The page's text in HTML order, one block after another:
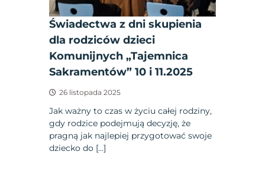
Świadectwa z dni skupienia
dla rodziców dzieci
Komunijnych „Tajemnica
Sakramentów” 10 i 11.2025
26 listopada 2025
Jak ważny to czas w życiu całej rodziny,
gdy rodzice podejmują decyzję, że
pragną jak najlepiej przygotować swoje
dziecko do […]